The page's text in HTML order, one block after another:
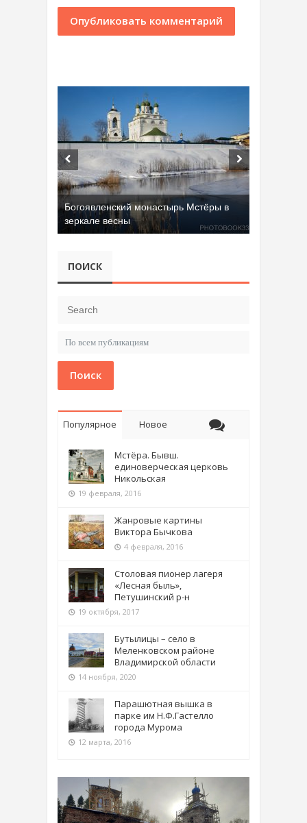
Богоявленский монастырь Мстёры в
зеркале весны
ПОИСК
Поиск
Популярное Новое
Мстёра. Бывш.
единоверческая церковь
Никольская
19 февраля, 2016
Жанровые картины
Виктора Бычкова
4 февраля, 2016
Столовая пионер лагеря
«Лесная быль»,
Петушинский р-н
19 октября, 2017
Бутылицы – село в
Меленковском районе
Владимирской области
14 ноября, 2020
Парашютная вышка в
парке им Н.Ф.Гастелло
города Мурома
12 марта, 2016